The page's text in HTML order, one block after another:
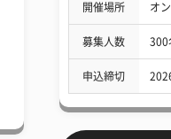
開催場所 オ
募集人数 300
申込締切